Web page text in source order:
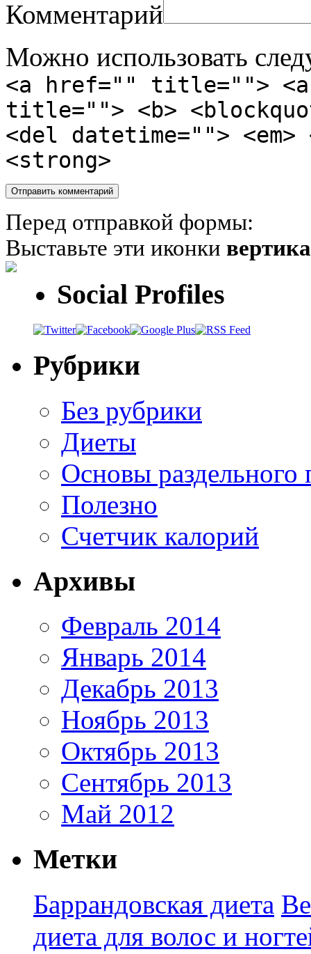
Комментарий
Можно использовать
<a href="" title="">
title=""> <b>
<del datetime="">
<strong>
Перед отправкой формы:
Выставьте эти иконки
Social Profiles
Рубрики
Без рубрики
Диеты
Основы раздельного
Полезно
Счетчик калорий
Архивы
Февраль 2014
Январь 2014
Декабрь 2013
Ноябрь 2013
Октябрь 2013
Сентябрь 2013
Май 2012
Метки
Баррандовская диета
диета для волос и